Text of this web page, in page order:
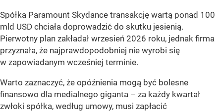
Spółka Paramount Skydance transakcję wartą ponad 100
mld USD chciała doprowadzić do skutku jesienią.
Pierwotny plan zakładał wrzesień 2026 roku, jednak firma
przyznała, że najprawdopodobniej nie wyrobi się
w zapowiadanym wcześniej terminie.
Warto zaznaczyć, że opóźnienia mogą być bolesne
finansowo dla medialnego giganta – za każdy kwartał
zwłoki spółka, według umowy, musi zapłacić